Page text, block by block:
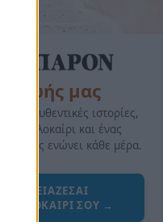
Ζωής μας
οι αυθεντικές ιστορίες,
καλοκαίρι και ένας
που μας ενώνει κάθε μέρα.
ΟΣΑ ΧΡΕΙΑΖΕΣΑΙ
ΚΑΛΟΚΑΙΡΙ ΣΟΥ →